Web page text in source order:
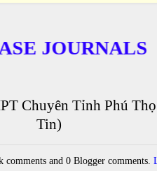
Chuyên Tỉnh Phú
Tin)
comments and 0 Blogger comments.